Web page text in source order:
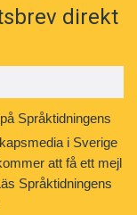
direkt
Språktidningens
i Sverige
att få ett mejl
Språktidningens